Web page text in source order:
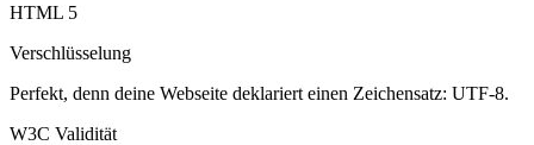
HTML 5
Verschlüsselung
Perfekt, denn deine Webseite deklariert einen Zeichensatz: UTF-8.
W3C Validität